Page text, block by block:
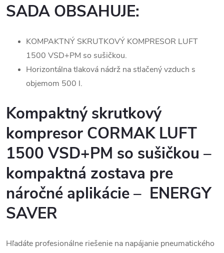
SADA OBSAHUJE:
KOMPAKTNÝ SKRUTKOVÝ KOMPRESOR LUFT
1500 VSD+PM so sušičkou.
Horizontálna tlaková nádrž na stlačený vzduch s
objemom 500 l.
Kompaktný skrutkový
kompresor CORMAK LUFT
1500 VSD+PM so sušičkou –
kompaktná zostava pre
náročné aplikácie – ENERGY
SAVER
Hľadáte profesionálne riešenie na napájanie pneumatického